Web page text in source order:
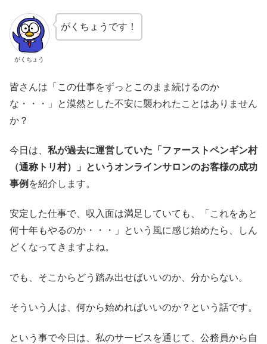
がくちょう
がくちょうです！
皆さんは「この仕事をずっとこのまま続けるのか
な・・・」と漠然とした不安に襲われたことはありません
か？
今日は、 私が過去に運営していた「ファーストペンギン村
（通称トリ村）」というオンラインサロンのお客様の成功
事例 を紹介します。
安定した仕事で、収入面は満足していても、「これをあと
何十年もやるのか・・・」という風に感じ始めたら、しん
どくなってきますよね。
でも、そこからどう踏み出せばいいのか、分からない。
そういう人は、何から始めればいいのか？という話です。
という事で今日は、私のサービスを通じて、公務員から自